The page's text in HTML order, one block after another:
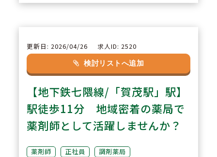
POINT 2
「患者様とのコミュニケーショ
ン」を大事に、ひとり当たりの対
応処方箋枚数の全社平均は19枚ほ
ど。より患者様に対しての服薬指
導に時間をかけることができ、負
担少なく勤務ができる社風の会社
更新日: 2026/04/26 求人ID: 2520
検討リストへ追加
【地下鉄七隈線/「賀茂駅」駅】
駅徒歩11分 地域密着の薬局で
薬剤師として活躍しませんか？
薬剤師 正社員 調剤薬局